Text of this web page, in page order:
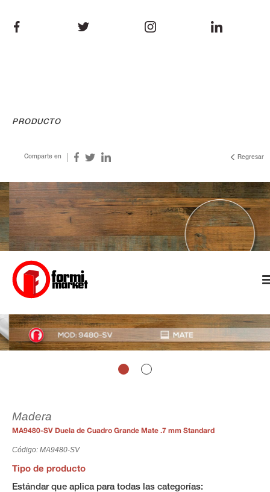
PRODUCTO
Comparte en Regresar
Madera
MA9480-SV Duela de Cuadro Grande Mate .7 mm Standard
Código: MA9480-SV
Tipo de producto
Estándar que aplica para todas las categorías: